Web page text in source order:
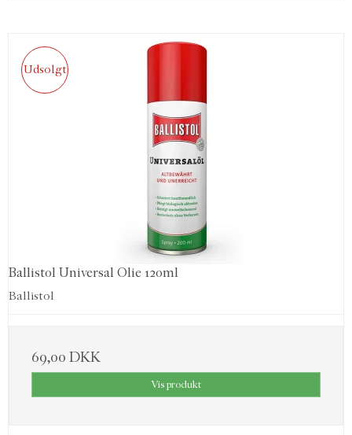
Udsolgt
Ballistol Universal Olie 120ml
Ballistol
69,00 DKK
Vis produkt